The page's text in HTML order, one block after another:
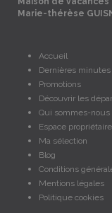
Marie-thérèse
Accueil
Dernières minutes
Promotions
Découvrir les
Qui sommes-nous
Espace propriétaire
Ma sélection
Blog
Conditions
Mentions légales
Politique cookies